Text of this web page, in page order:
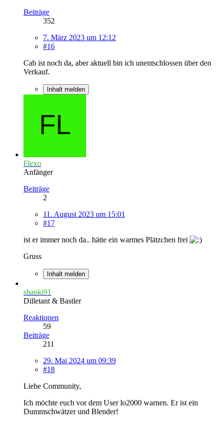
Beiträge
352
7. März 2023 um 12:12
#16
Cab ist noch da, aber aktuell bin ich unentschlossen über den
Verkauf.
Inhalt melden
Flexo
Anfänger
Beiträge
2
11. August 2023 um 15:01
#17
ist er immer noch da.. hätte ein warmes Plätzchen frei
Gruss
Inhalt melden
shanki91
Dilletant & Bastler
Reaktionen
59
Beiträge
211
29. Mai 2024 um 09:39
#18
Liebe Community,
Ich möchte euch vor dem User lo2000 warnen. Er ist ein
Dummschwätzer und Blender!